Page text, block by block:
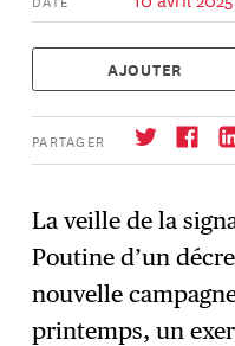
AJOUTER
PARTAGER
→ S'abonner
La veille de la
Poutine d’un
nouvelle
printemps, un